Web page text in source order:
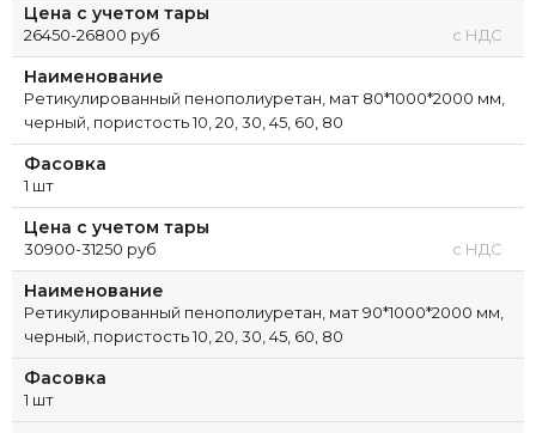
Цена с учетом тары
26450-26800 руб с НДС
Наименование
Ретикулированный пенополиуретан, мат 80*1000*2000 мм,
черный, пористость 10, 20, 30, 45, 60, 80
Фасовка
1 шт
Цена с учетом тары
30900-31250 руб с НДС
Наименование
Ретикулированный пенополиуретан, мат 90*1000*2000 мм,
черный, пористость 10, 20, 30, 45, 60, 80
Фасовка
1 шт